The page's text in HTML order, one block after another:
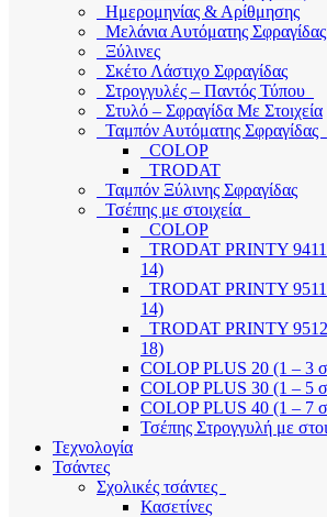
Ημερομηνίας & Αρίθμησης
Μελάνια Αυτόματης Σφραγίδας
Ξύλινες
Σκέτο Λάστιχο Σφραγίδας
Στρογγυλές – Παντός Τύπου
Στυλό – Σφραγίδα Με Στοιχεία
Ταμπόν Αυτόματης Σφραγίδας
COLOP
TRODAT
Ταμπόν Ξύλινης Σφραγίδας
Τσέπης με στοιχεία
COLOP
TRODAT PRINTY 9411
14)
TRODAT PRINTY 9511
14)
TRODAT PRINTY 9512
18)
COLOP PLUS 20 (1 – 3
COLOP PLUS 30 (1 – 5
COLOP PLUS 40 (1 – 7
Τσέπης Στρογγυλή με
Τεχνολογία
Τσάντες
Σχολικές τσάντες
Κασετίνες